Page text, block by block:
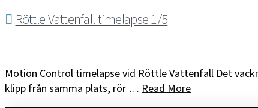
Röttle Vattenfall timelapse 1/5
Motion Control timelapse vid Röttle Vattenfall Det
klipp från samma plats, rör … Read More